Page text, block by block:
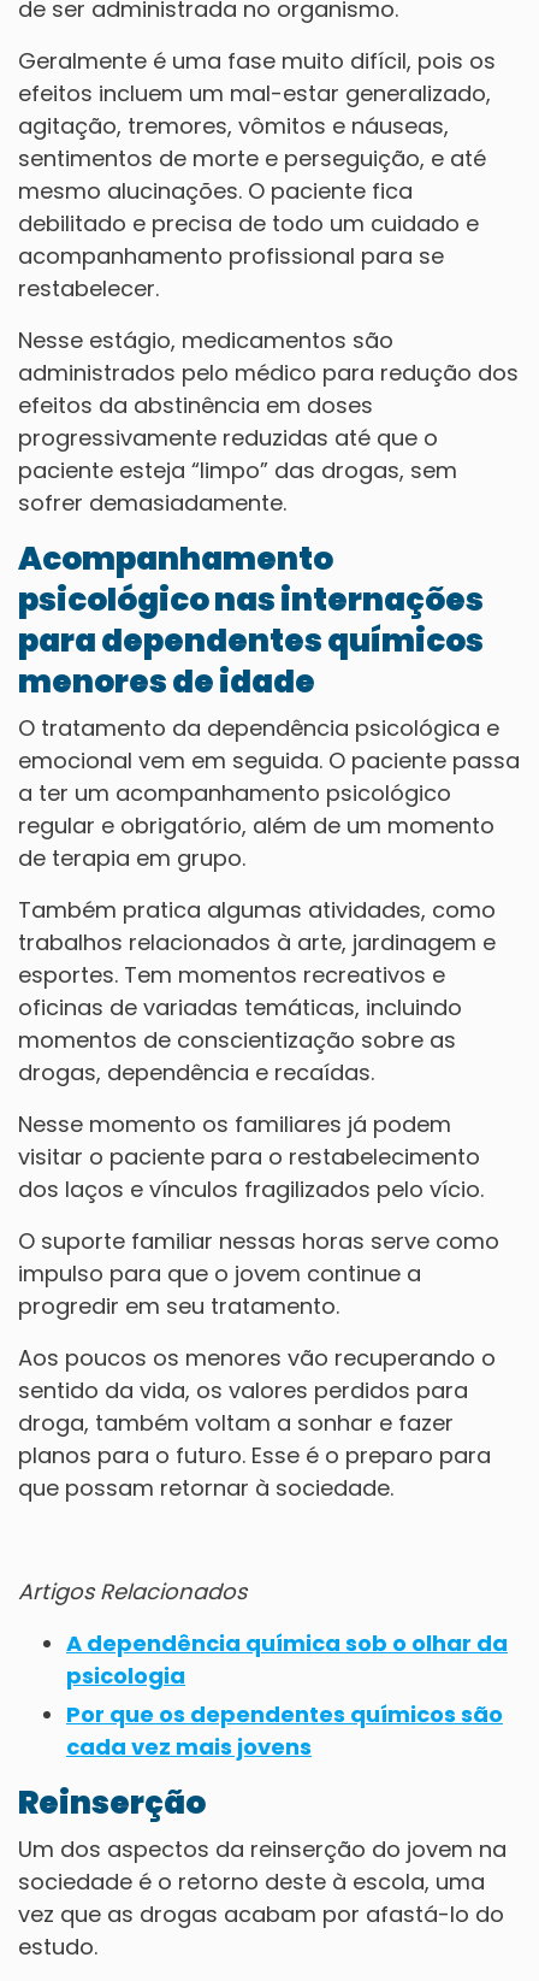
de ser administrada no organismo.
Geralmente é uma fase muito difícil, pois os
efeitos incluem um mal-estar generalizado,
agitação, tremores, vômitos e náuseas,
sentimentos de morte e perseguição, e até
mesmo alucinações. O paciente fica
debilitado e precisa de todo um cuidado e
acompanhamento profissional para se
restabelecer.
Nesse estágio, medicamentos são
administrados pelo médico para redução dos
efeitos da abstinência em doses
progressivamente reduzidas até que o
paciente esteja “limpo” das drogas, sem
sofrer demasiadamente.
Acompanhamento
psicológico nas internações
para dependentes químicos
menores de idade
O tratamento da dependência psicológica e
emocional vem em seguida. O paciente passa
a ter um acompanhamento psicológico
regular e obrigatório, além de um momento
de terapia em grupo.
Também pratica algumas atividades, como
trabalhos relacionados à arte, jardinagem e
esportes. Tem momentos recreativos e
oficinas de variadas temáticas, incluindo
momentos de conscientização sobre as
drogas, dependência e recaídas.
Nesse momento os familiares já podem
visitar o paciente para o restabelecimento
dos laços e vínculos fragilizados pelo vício.
O suporte familiar nessas horas serve como
impulso para que o jovem continue a
progredir em seu tratamento.
Aos poucos os menores vão recuperando o
sentido da vida, os valores perdidos para
droga, também voltam a sonhar e fazer
planos para o futuro. Esse é o preparo para
que possam retornar à sociedade.
Artigos Relacionados
A dependência química sob o olhar da
psicologia
Por que os dependentes químicos são
cada vez mais jovens
Reinserção
Um dos aspectos da reinserção do jovem na
sociedade é o retorno deste à escola, uma
vez que as drogas acabam por afastá-lo do
estudo.